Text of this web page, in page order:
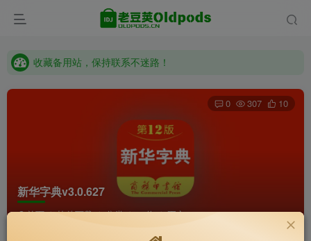
收藏备用站，保持联系不迷路！
收藏备用站，保持联系不迷路！
老豆荚 Oldpods版本：v10.3.0 泡芙
新华字典v3.0.627
首页 软件下载 分类 32位 正文
0 307 10